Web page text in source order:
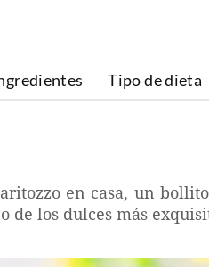
Tipo de dieta
en casa, un
de los dulces más